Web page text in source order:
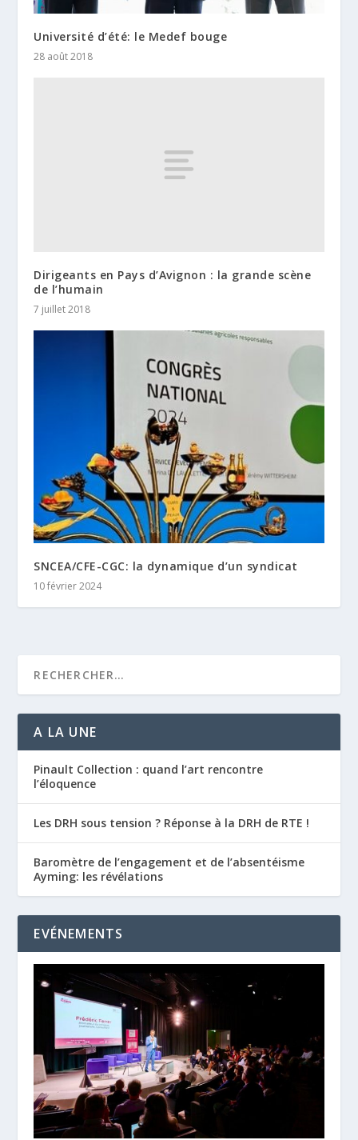
Université d’été: le Medef bouge
28 août 2018
Dirigeants en Pays d’Avignon : la grande scène
de l’humain
7 juillet 2018
SNCEA/CFE-CGC: la dynamique d’un syndicat
10 février 2024
A LA UNE
Pinault Collection : quand l’art rencontre
l’éloquence
Les DRH sous tension ? Réponse à la DRH de RTE !
Baromètre de l’engagement et de l’absentéisme
Ayming: les révélations
EVÉNEMENTS